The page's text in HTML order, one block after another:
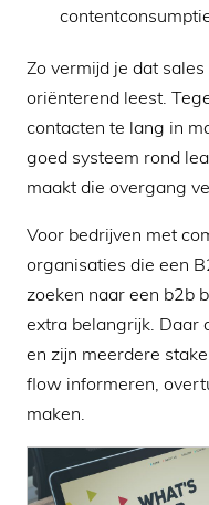
Zo vermijd je dat
oriënterend leest.
contacten te lang in
goed systeem rond
maakt die overgang
Voor bedrijven met
organisaties die een
zoeken naar een b2b
extra belangrijk. Daar
en zijn meerdere
flow informeren,
maken.